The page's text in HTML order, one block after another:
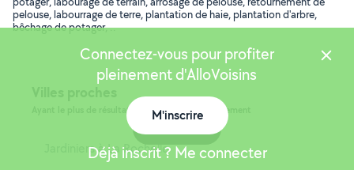
pelouse, labourrage de terre, plantation de haie, plantation d'arbre,
bêchage de potager, ..
Ayant le plus de résultats, dans le même département
Jardiniers à La Rochelle
Connectez-vous pour profiter
pleinement d'AlloVoisins
M'inscrire
Déjà inscrit ? Me connecter